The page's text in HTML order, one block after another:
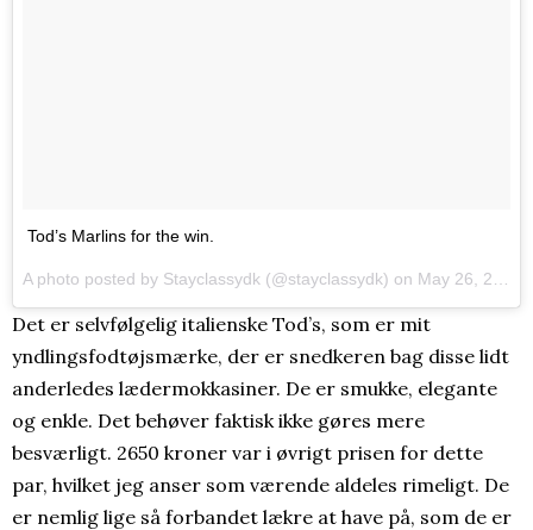
Tod’s Marlins for the win.
A photo posted by Stayclassydk (@stayclassydk) on May 26, 2016 at 2:40pm PDT
Det er selvfølgelig italienske Tod’s, som er mit
yndlingsfodtøjsmærke, der er snedkeren bag disse lidt
anderledes lædermokkasiner. De er smukke, elegante
og enkle. Det behøver faktisk ikke gøres mere
besværligt. 2650 kroner var i øvrigt prisen for dette
par, hvilket jeg anser som værende aldeles rimeligt. De
er nemlig lige så forbandet lækre at have på, som de er